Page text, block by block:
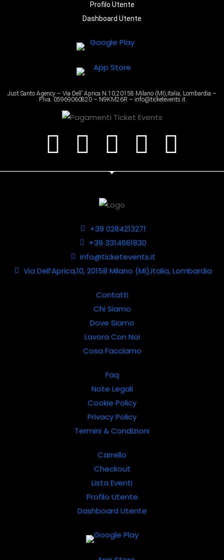
Profilo Utente
Dashboard Utente
Just Santo Agency – Via Dell’ Aprica N.10,20158 Milano (MI),Italia, Lombardia –
P.Iva. 05969060820 – N9KM26R – info@ticketevents.it
+39 0284213271
+39 3314661830
info@ticketevents.it
Via Dell’Aprica,10, 20158 Milano (MI),Italia, Lombardia
Contatti
Chi Siamo
Dove Siamo
Lavora Con Noi
Cosa Facciamo
Faq
Note Legali
Cookie Policy
Privacy Policy
Termini & Condizioni
Carrello
Checkout
Lista Eventi
Profilo Utente
Dashboard Utente